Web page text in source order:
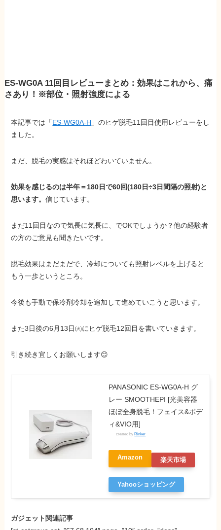
ES-WG0A 11回目レビューまとめ：効果はこれから、痛
さあり！※部位・照射強度による
本記事では「ES-WG0A-H 」のヒゲ脱毛11回目使用レビューをし
ました。
まだ、脱毛の実感はそれほどわいていません。
効果を感じるのは半年＝180日で60回(180日÷3日間隔の照射)と
思います。信じています。
まだ11回目なので気長に気長に、でOKでしょうか？他の経験者
の方のご意見も聞きたいです。
脱毛効果はまだまだで、冷却についても照射レベルを上げると
もう一歩というところ。
今後も手動で保冷剤冷却を追加して進めていこうと思います。
また3日後の6月13日㈫にヒゲ脱毛12回目を書いていきます。
引き続き宜しくお願いします😊
PANASONIC ES-WG0A-H グ
レー SMOOTHEPI [光美容器
ほぼ全身脱毛！フェイス&ボデ
ィ&VIO用]
created byRinker
Amazon 楽天市場
Yahooショッピング
ガジェット関連記事